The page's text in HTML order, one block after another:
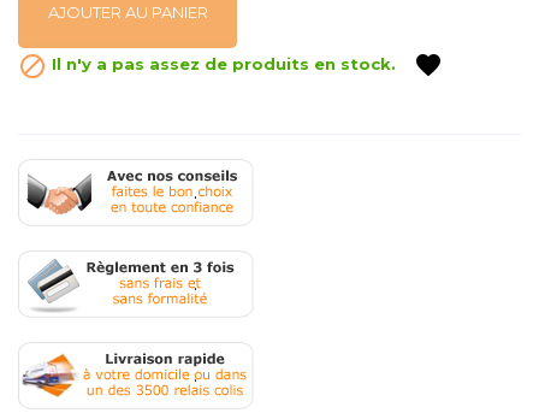
AJOUTER AU PANIER
 Il n'y a pas assez de produits en stock. favorite
.
.
.